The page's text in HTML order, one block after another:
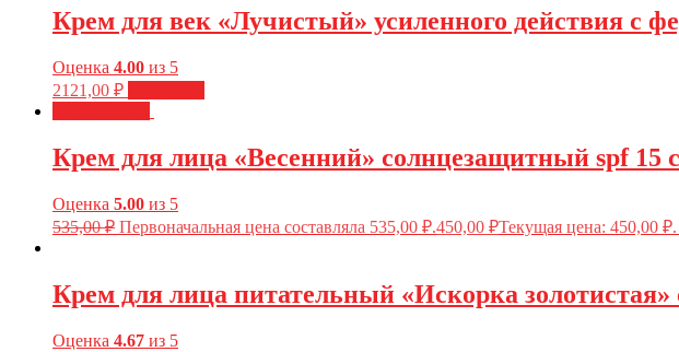
Крем для век «Лучистый» усиленного действия с
Оценка 4.00 из 5
2121,00 ₽
Крем для лица «Весенний» солнцезащитный spf 15
Оценка 5.00 из 5
535,00₽ Первоначальная цена составляла 535,00 ₽.450,00 ₽Текущая цена: 450,00 ₽.
Крем для лица питательный «Искорка золотистая»
Оценка 4.67 из 5